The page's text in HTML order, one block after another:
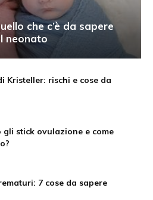
che c’è da sapere
neonato
Kristeller: rischi e cose da
gli stick ovulazione e come
7 cose da sapere